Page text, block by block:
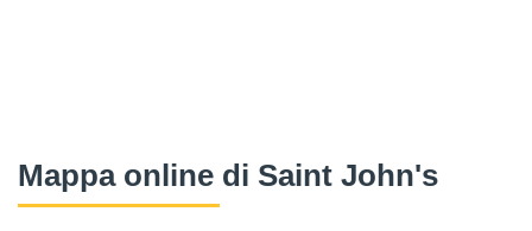
Mappa online di Saint John's